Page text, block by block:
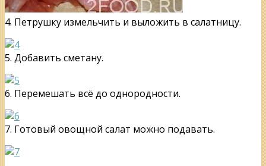
4. Петрушку измельчить и выложить в салатницу.
5. Добавить сметану.
6. Перемешать всё до однородности.
7. Готовый овощной салат можно подавать.